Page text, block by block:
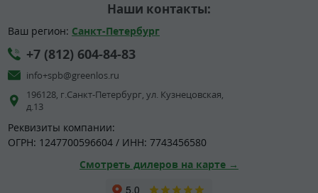
Наши контакты:
Ваш регион: Санкт-Петербург
+7 (812) 604-84-83
info+spb@greenlos.ru
196128, г.Санкт-Петербург, ул. Кузнецовская,
д.13
Реквизиты компании:
ОГРН: 1247700596604 / ИНН: 7743456580
Смотреть дилеров на карте →